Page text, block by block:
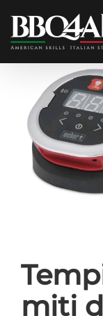
contenuto
Ingrandisci
immagine
miti